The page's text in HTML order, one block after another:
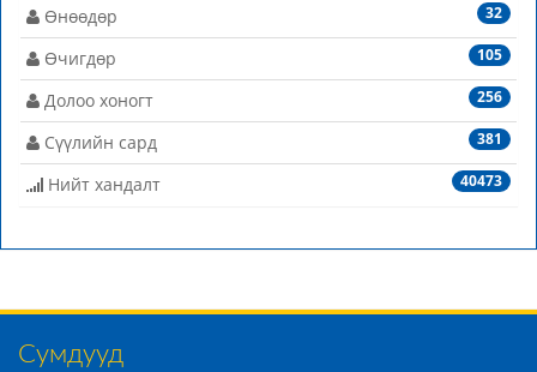
32
Өнөөдөр
105
Өчигдөр
256
Долоо хоногт
381
Сүүлийн сард
40473
Нийт хандалт
Сумдууд